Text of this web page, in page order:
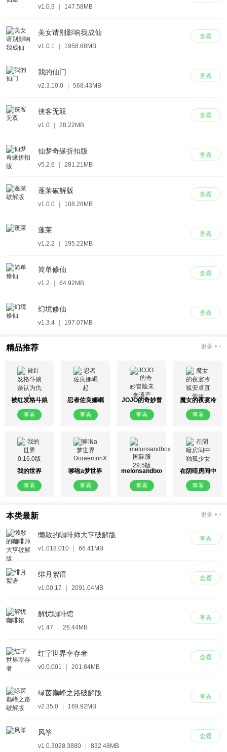
v1.0.9 147.58MB
查看
美女请别影响我成仙
v1.0.1 1958.68MB
查看
我的仙门
v2.3.10.0 568.43MB
查看
侠客无双
v1.0 28.22MB
查看
仙梦奇缘折扣版
v5.2.6 281.21MB
查看
蓬莱破解版
v1.0.0 108.28MB
查看
蓬莱
v1.2.2 195.22MB
查看
简单修仙
v1.2 64.92MB
查看
幻境修仙
v1.3.4 197.07MB
精品推荐 更多
被红发格斗娘
误认为仇人
查看
忍者佐良娜崛
起
查看
JOJO的奇妙冒
险未来遗产
查看
魔女的夜宴冷
狐安卓直装版
查看
我的世界
0.16.0版
查看
哆啦a梦世界
DoraemonX
查看
melonsandbox
国际服29.5版
查看
在阴暗房间中
独孤少女
查看
本类最新 更多
查看
懒散的咖啡师大亨破解版
v1.018.010 66.41MB
查看
绯月絮语
v1.00.17 2091.04MB
查看
解忧咖啡馆
v1.47 26.44MB
查看
红字世界幸存者
v0.0.001 201.84MB
查看
绿茵巅峰之路破解版
v2.35.0 169.92MB
查看
风筝
v1.0.3028.3880 832.48MB